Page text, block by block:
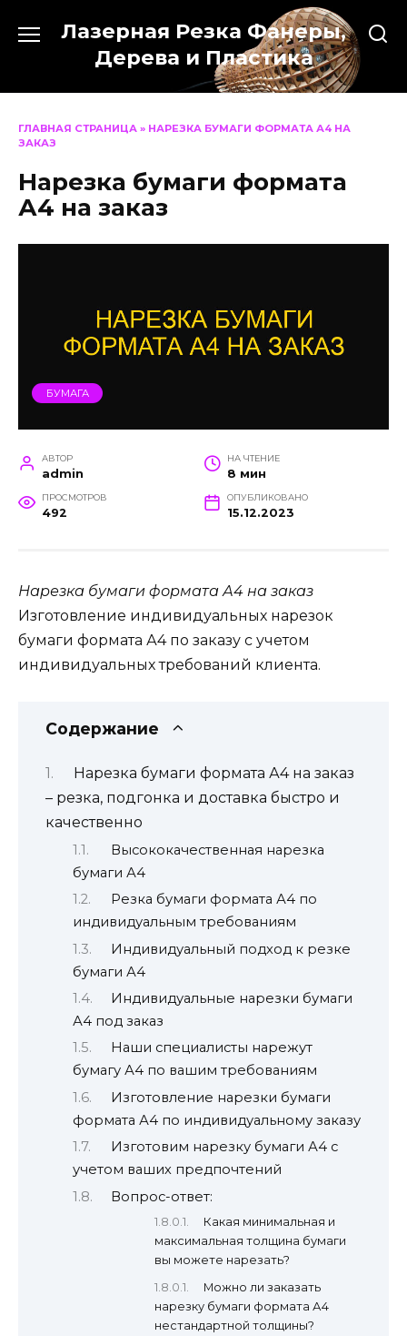
содержанию
Лазерная Резка Фанеры,
Дерева и Пластика
ГЛАВНАЯ СТРАНИЦА » НАРЕЗКА БУМАГИ ФОРМАТА А4 НА
ЗАКАЗ
Нарезка бумаги формата
А4 на заказ
БУМАГА
АВТОР
admin
НА ЧТЕНИЕ
8 мин
ПРОСМОТРОВ
492
ОПУБЛИКОВАНО
15.12.2023
Нарезка бумаги формата А4 на заказ
Изготовление индивидуальных нарезок
бумаги формата А4 по заказу с учетом
индивидуальных требований клиента.
Содержание
Нарезка бумаги формата А4 на заказ
– резка, подгонка и доставка быстро и
качественно
Высококачественная нарезка
бумаги А4
Резка бумаги формата А4 по
индивидуальным требованиям
Индивидуальный подход к резке
бумаги А4
Индивидуальные нарезки бумаги
А4 под заказ
Наши специалисты нарежут
бумагу А4 по вашим требованиям
Изготовление нарезки бумаги
формата А4 по индивидуальному заказу
Изготовим нарезку бумаги А4 с
учетом ваших предпочтений
Вопрос-ответ:
Какая минимальная и
максимальная толщина бумаги
вы можете нарезать?
Можно ли заказать
нарезку бумаги формата А4
нестандартной толщины?